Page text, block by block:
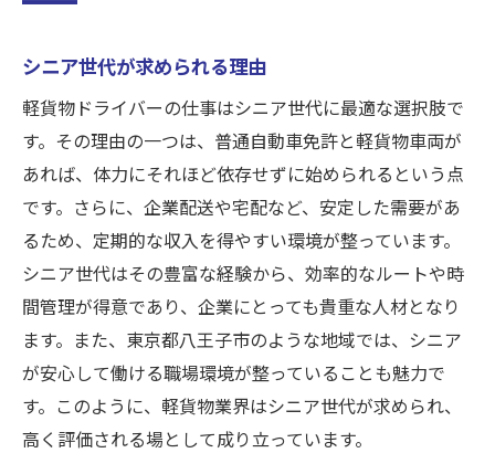
シニア世代が求められる理由
軽貨物ドライバーの仕事はシニア世代に最適な選択肢で
す。その理由の一つは、普通自動車免許と軽貨物車両が
あれば、体力にそれほど依存せずに始められるという点
です。さらに、企業配送や宅配など、安定した需要があ
るため、定期的な収入を得やすい環境が整っています。
シニア世代はその豊富な経験から、効率的なルートや時
間管理が得意であり、企業にとっても貴重な人材となり
ます。また、東京都八王子市のような地域では、シニア
が安心して働ける職場環境が整っていることも魅力で
す。このように、軽貨物業界はシニア世代が求められ、
高く評価される場として成り立っています。